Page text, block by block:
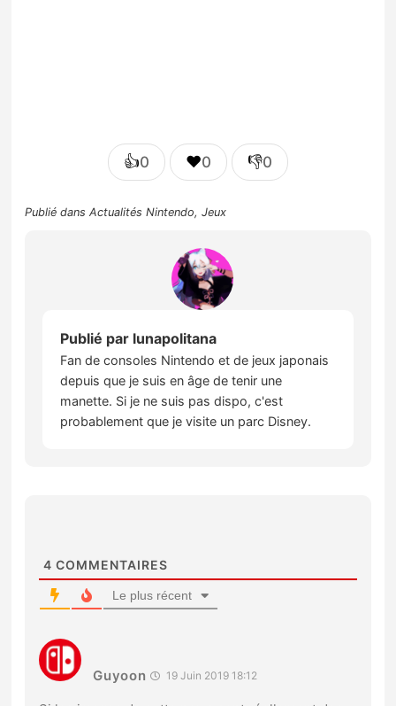
👍0 ❤️0 👎0
Publié dansActualités Nintendo,Jeux
Publié par lunapolitana
Fan de consoles Nintendo et de jeux japonais
depuis que je suis en âge de tenir une
manette. Si je ne suis pas dispo, c'est
probablement que je visite un parc Disney.
4 COMMENTAIRES
Le plus récent
Guyoon 19 Juin 2019 18:12